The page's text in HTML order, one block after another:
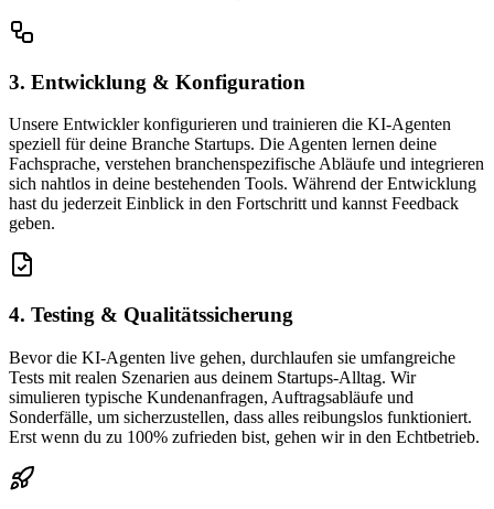
3. Entwicklung & Konfiguration
Unsere Entwickler konfigurieren und trainieren die KI-Agenten
speziell für deine Branche Startups. Die Agenten lernen deine
Fachsprache, verstehen branchenspezifische Abläufe und integrieren
sich nahtlos in deine bestehenden Tools. Während der Entwicklung
hast du jederzeit Einblick in den Fortschritt und kannst Feedback
geben.
4. Testing & Qualitätssicherung
Bevor die KI-Agenten live gehen, durchlaufen sie umfangreiche
Tests mit realen Szenarien aus deinem Startups-Alltag. Wir
simulieren typische Kundenanfragen, Auftragsabläufe und
Sonderfälle, um sicherzustellen, dass alles reibungslos funktioniert.
Erst wenn du zu 100% zufrieden bist, gehen wir in den Echtbetrieb.